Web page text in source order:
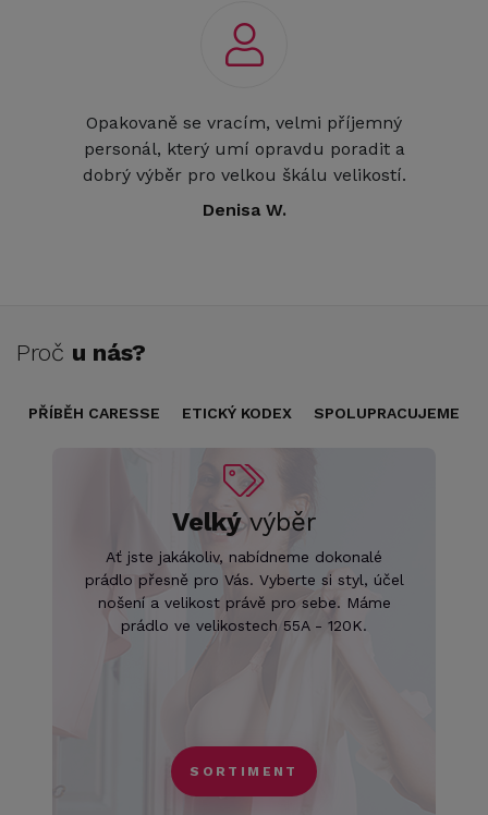
Opakovaně se vracím, velmi příjemný
personál, který umí opravdu poradit a
dobrý výběr pro velkou škálu velikostí.
Denisa W.
Proč u nás?
PŘÍBĚH CARESSE ETICKÝ KODEX SPOLUPRACUJEME
Velkývýběr
Ať jste jakákoliv, nabídneme dokonalé
prádlo přesně pro Vás. Vyberte si styl, účel
nošení a velikost právě pro sebe. Máme
prádlo ve velikostech 55A - 120K.
SORTIMENT